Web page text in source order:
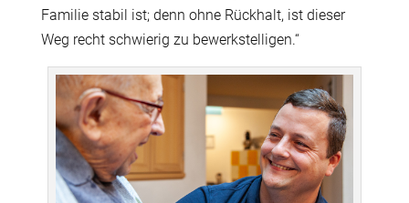
Familie stabil ist; denn ohne Rückhalt, ist dieser
Weg recht schwierig zu bewerkstelligen.“